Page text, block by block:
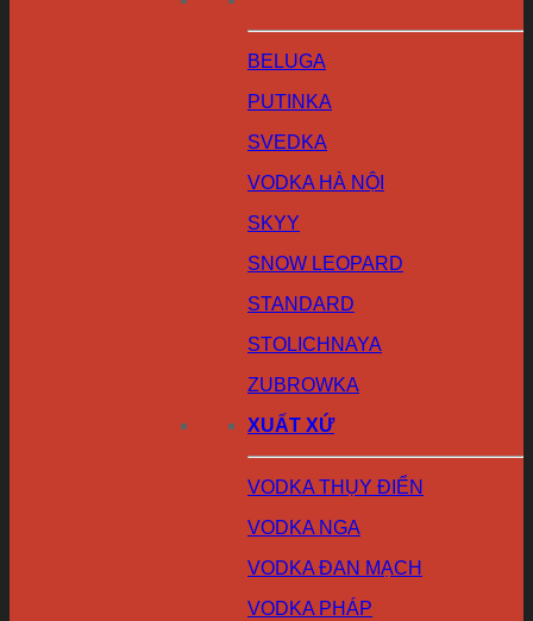
BELUGA
PUTINKA
SVEDKA
VODKA HÀ NỘI
SKYY
SNOW LEOPARD
STANDARD
STOLICHNAYA
ZUBROWKA
XUẤT XỨ
VODKA THỤY ĐIỂN
VODKA NGA
VODKA ĐAN MẠCH
VODKA PHÁP